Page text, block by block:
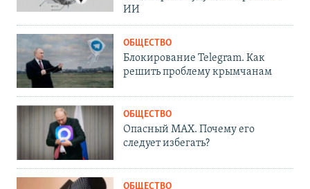
ИИ
ОБЩЕСТВО
Блокирование Telegram. Как
решить проблему крымчанам
ОБЩЕСТВО
Опасный MAX. Почему его
следует избегать?
ОБЩЕСТВО